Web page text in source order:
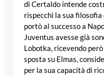
di Certaldo intende
rispecchi la sua filosofia
portò al successo a
Juventus avesse già
Lobotka, ricevendo
sposta su Elmas,
per la sua capacità di